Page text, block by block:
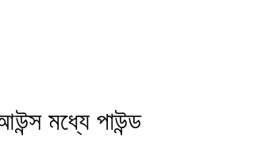
মধ্যে পাউন্ড